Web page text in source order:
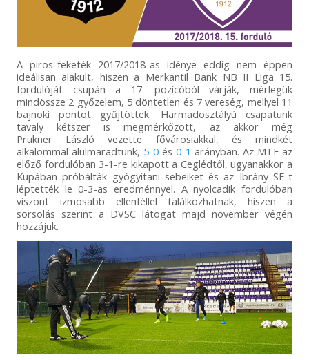
A piros-feketék 2017/2018-as idénye eddig nem éppen
ideálisan alakult, hiszen a Merkantil Bank NB II Liga 15.
fordulóját csupán a 17. pozícóból várják, mérlegük
mindössze 2 győzelem, 5 döntetlen és 7 vereség, mellyel 11
bajnoki pontot gyűjtöttek. Harmadosztályú csapatunk
tavaly kétszer is megmérkőzött, az akkor még
Prukner László vezette fővárosiakkal, és mindkét
alkalommal alulmaradtunk, 5-0és0-1 arányban. Az MTE az
előző fordulóban 3-1-re kikapott a Ceglédtől, ugyanakkor a
Kupában próbálták gyógyítani sebeiket és az Ibrány SE-t
léptették le 0-3-as eredménnyel. A nyolcadik fordulóban
viszont izmosabb ellenféllel találkozhatnak, hiszen a
sorsolás szerint a DVSC látogat majd november végén
hozzájuk.